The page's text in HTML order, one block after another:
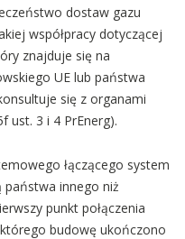
dostaw gazu
współpracy dotyczącej
znajduje się na
UE lub państwa
się z organami
ust. 3 i 4 PrEnerg).
łączącego system
państwa innego niż
punkt połączenia
budowę ukończono